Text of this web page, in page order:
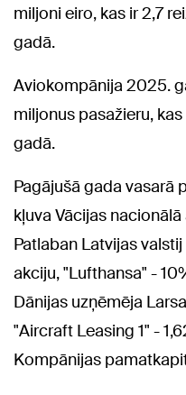
miljoni eiro, kas ir 2,7
gadā.
Aviokompānija 2025.
miljonus pasažieru,
gadā.
Pagājušā gada vasarā
kļuva Vācijas
Patlaban Latvijas
akciju, "Lufthansa" -
Dānijas uzņēmēja
"Aircraft Leasing 1" -
Kompānijas